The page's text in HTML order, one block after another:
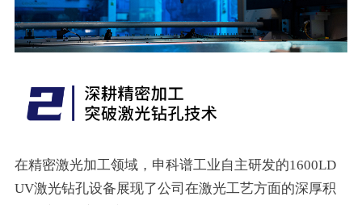
在精密激光加工领域，申科谱工业自主研发的1600LD
UV激光钻孔设备展现了公司在激光工艺方面的深厚积